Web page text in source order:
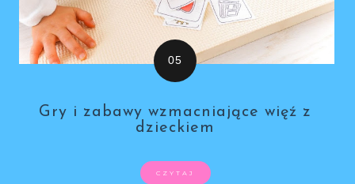
Gry i zabawy wzmacniające więź z
dzieckiem
CZYTAJ